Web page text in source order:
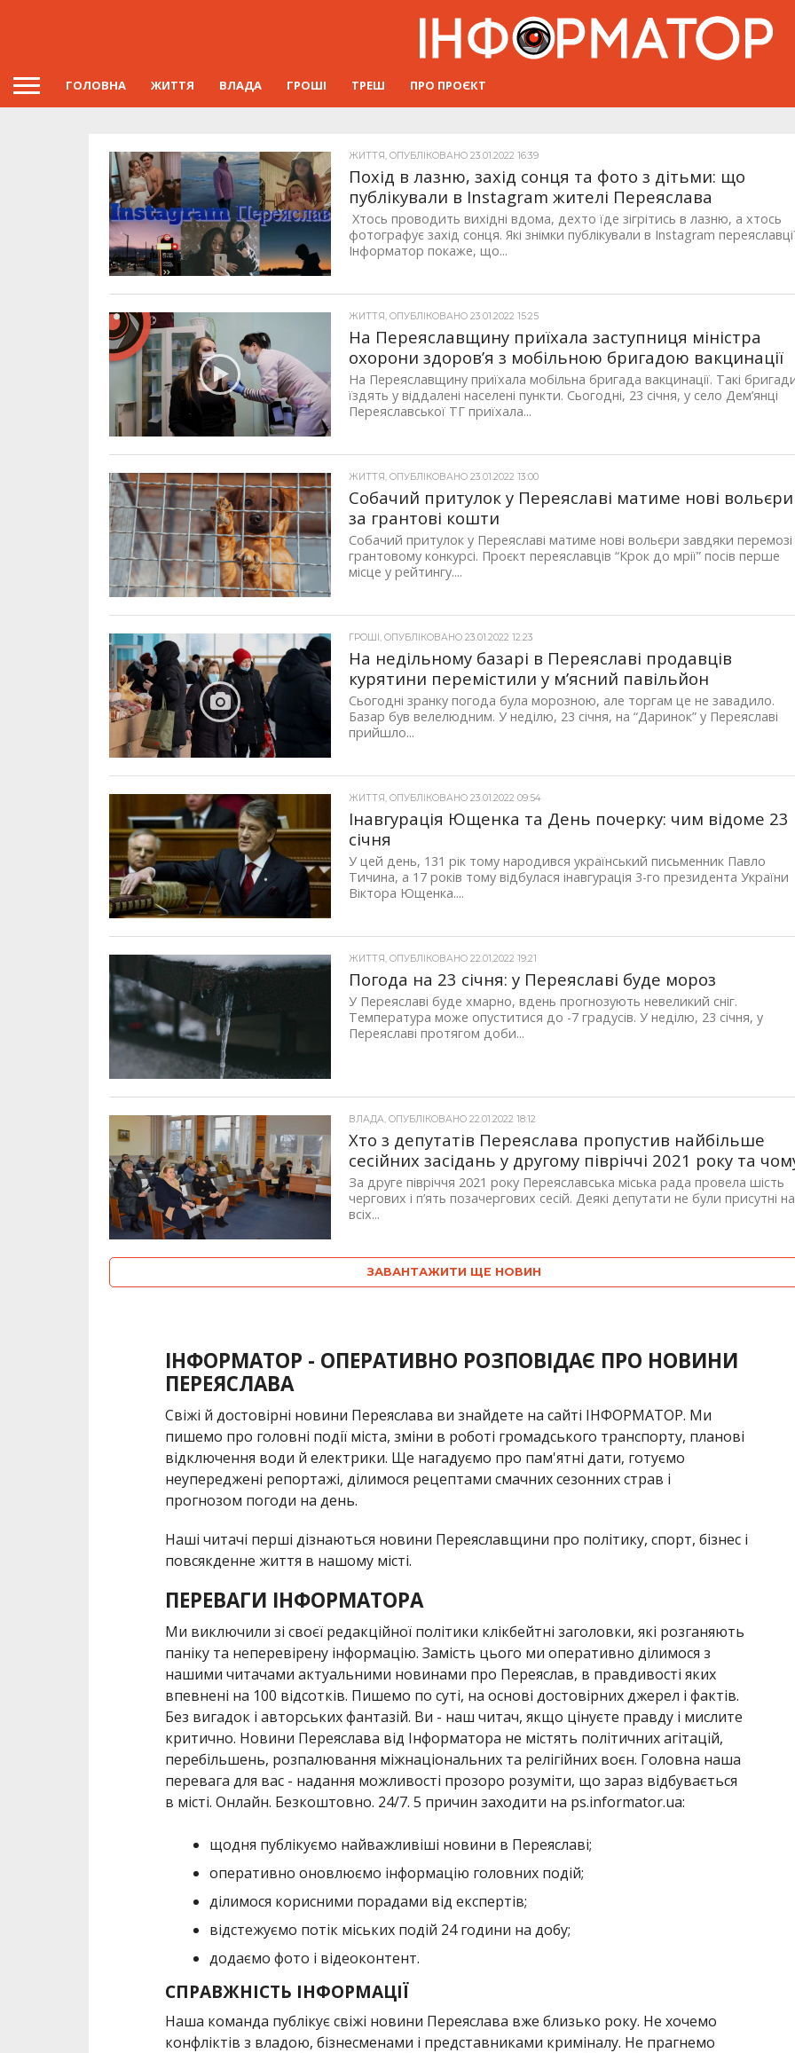
ГОЛОВНА ЖИТТЯ ВЛАДА ГРОШІ ТРЕШ ПРО ПРОЄКТ
ЖИТТЯ, ОПУБЛІКОВАНО 23.01.2022 16:39
Похід в лазню, захід сонця та фото з дітьми: що
публікували в Instagram жителі Переяслава
Хтось проводить вихідні вдома, дехто їде зігрітись в лазню, а хтось
фотографує захід сонця. Які знімки публікували в Instagram
Інформатор покаже, що...
ЖИТТЯ, ОПУБЛІКОВАНО 23.01.2022 15:25
На Переяславщину приїхала заступниця міністра
охорони здоров’я з мобільною бригадою вакцинації
На Переяславщину приїхала мобільна бригада вакцинації. Такі
їздять у віддалені населені пункти. Сьогодні, 23 січня, у село Дем’янці
Переяславської ТГ приїхала...
ЖИТТЯ, ОПУБЛІКОВАНО 23.01.2022 13:00
Собачий притулок у Переяславі матиме нові вольєри
за грантові кошти
Собачий притулок у Переяславі матиме нові вольєри завдяки
грантовому конкурсі. Проєкт переяславців “Крок до мрії” посів перше
місце у рейтингу....
ГРОШІ, ОПУБЛІКОВАНО 23.01.2022 12:23
На недільному базарі в Переяславі продавців
курятини перемістили у м’ясний павільйон
Сьогодні зранку погода була морозною, але торгам це не завадило.
Базар був велелюдним. У неділю, 23 січня, на “Даринок” у Переяславі
прийшло...
ЖИТТЯ, ОПУБЛІКОВАНО 23.01.2022 09:54
Інавгурація Ющенка та День почерку: чим відоме 23
січня
У цей день, 131 рік тому народився український письменник Павло
Тичина, а 17 років тому відбулася інавгурація 3-го президента України
Віктора Ющенка....
ЖИТТЯ, ОПУБЛІКОВАНО 22.01.2022 19:21
Погода на 23 січня: у Переяславі буде мороз
У Переяславі буде хмарно, вдень прогнозують невеликий сніг.
Температура може опуститися до -7 градусів. У неділю, 23 січня, у
Переяславі протягом доби...
ВЛАДА, ОПУБЛІКОВАНО 22.01.2022 18:12
Хто з депутатів Переяслава пропустив найбільше
сесійних засідань у другому півріччі 2021 року та
За друге півріччя 2021 року Переяславська міська рада провела шість
чергових і п’ять позачергових сесій. Деякі депутати не були присутні на
всіх...
ЗАВАНТАЖИТИ ЩЕ НОВИН
ІНФОРМАТОР - ОПЕРАТИВНО РОЗПОВІДАЄ ПРО НОВИНИ
ПЕРЕЯСЛАВА
Свіжі й достовірні новини Переяслава ви знайдете на сайті ІНФОРМАТОР. Ми
пишемо про головні події міста, зміни в роботі громадського транспорту, планові
відключення води й електрики. Ще нагадуємо про пам'ятні дати, готуємо
неупереджені репортажі, ділимося рецептами смачних сезонних страв і
прогнозом погоди на день.
Наші читачі перші дізнаються новини Переяславщини про політику, спорт, бізнес і
повсякденне життя в нашому місті.
ПЕРЕВАГИ ІНФОРМАТОРА
Ми виключили зі своєї редакційної політики клікбейтні заголовки, які розганяють
паніку та неперевірену інформацію. Замість цього ми оперативно ділимося з
нашими читачами актуальними новинами про Переяслав, в правдивості яких
впевнені на 100 відсотків. Пишемо по суті, на основі достовірних джерел і фактів.
Без вигадок і авторських фантазій. Ви - наш читач, якщо цінуєте правду і мислите
критично. Новини Переяслава від Інформатора не містять політичних агітацій,
перебільшень, розпалювання міжнаціональних та релігійних воєн. Головна наша
перевага для вас - надання можливості прозоро розуміти, що зараз відбувається
в місті. Онлайн. Безкоштовно. 24/7. 5 причин заходити на ps.informator.ua:
щодня публікуємо найважливіші новини в Переяславі;
оперативно оновлюємо інформацію головних подій;
ділимося корисними порадами від експертів;
відстежуємо потік міських подій 24 години на добу;
додаємо фото і відеоконтент.
СПРАВЖНІСТЬ ІНФОРМАЦІЇ
Наша команда публікує свіжі новини Переяслава вже близько року. Не хочемо
конфліктів з владою, бізнесменами і представниками криміналу. Не прагнемо